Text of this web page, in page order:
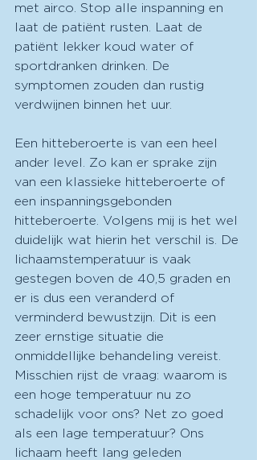
met airco. Stop alle inspanning en
laat de patiënt rusten. Laat de
patiënt lekker koud water of
sportdranken drinken. De
symptomen zouden dan rustig
verdwijnen binnen het uur.
Een hitteberoerte is van een heel
ander level. Zo kan er sprake zijn
van een klassieke hitteberoerte of
een inspanningsgebonden
hitteberoerte. Volgens mij is het wel
duidelijk wat hierin het verschil is. De
lichaamstemperatuur is vaak
gestegen boven de 40,5 graden en
er is dus een veranderd of
verminderd bewustzijn. Dit is een
zeer ernstige situatie die
onmiddellijke behandeling vereist.
Misschien rijst de vraag: waarom is
een hoge temperatuur nu zo
schadelijk voor ons? Net zo goed
als een lage temperatuur? Ons
lichaam heeft lang geleden